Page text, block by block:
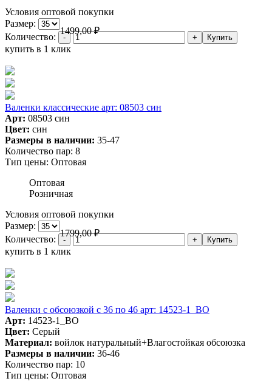
Условия оптовой покупки
Размер:
1499,00₽
Количество:
купить в 1 клик
Валенки классические арт: 08503 син
Арт: 08503 син
Цвет: син
Размеры в наличии: 35-47
Количество пар: 8
Тип цены: Оптовая
Оптовая
Розничная
Условия оптовой покупки
Размер:
1799,00₽
Количество:
купить в 1 клик
Валенки с обсоюзкой с 36 по 46 арт: 14523-1_BO
Арт: 14523-1_BO
Цвет: Серый
Материал: войлок натуральный+Влагостойкая обсоюзка
Размеры в наличии: 36-46
Количество пар: 10
Тип цены: Оптовая